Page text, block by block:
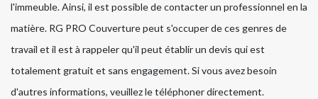
l'immeuble. Ainsi, il est possible de contacter un professionnel en la
matière. RG PRO Couverture peut s'occuper de ces genres de
travail et il est à rappeler qu'il peut établir un devis qui est
totalement gratuit et sans engagement. Si vous avez besoin
d'autres informations, veuillez le téléphoner directement.